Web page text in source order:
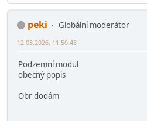
peki
Globální moderátor
12.03.2026, 11:50:43
Podzemní modul
obecný popis
Obr dodám